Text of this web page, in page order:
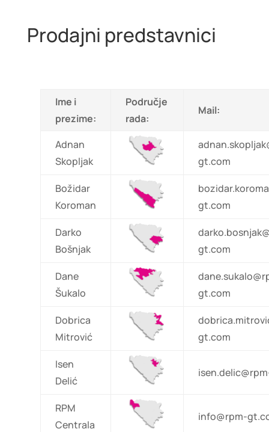
Prodajni predstavnici
Ime i
prezime:
Područje
rada:
Mail:
Adnan
Skopljak
gt.com
Božidar
Koroman
gt.com
Darko
Bošnjak
gt.com
Dane
Šukalo
gt.com
Dobrica
Mitrović
gt.com
Isen
Delić
RPM
Centrala
info@rpm-